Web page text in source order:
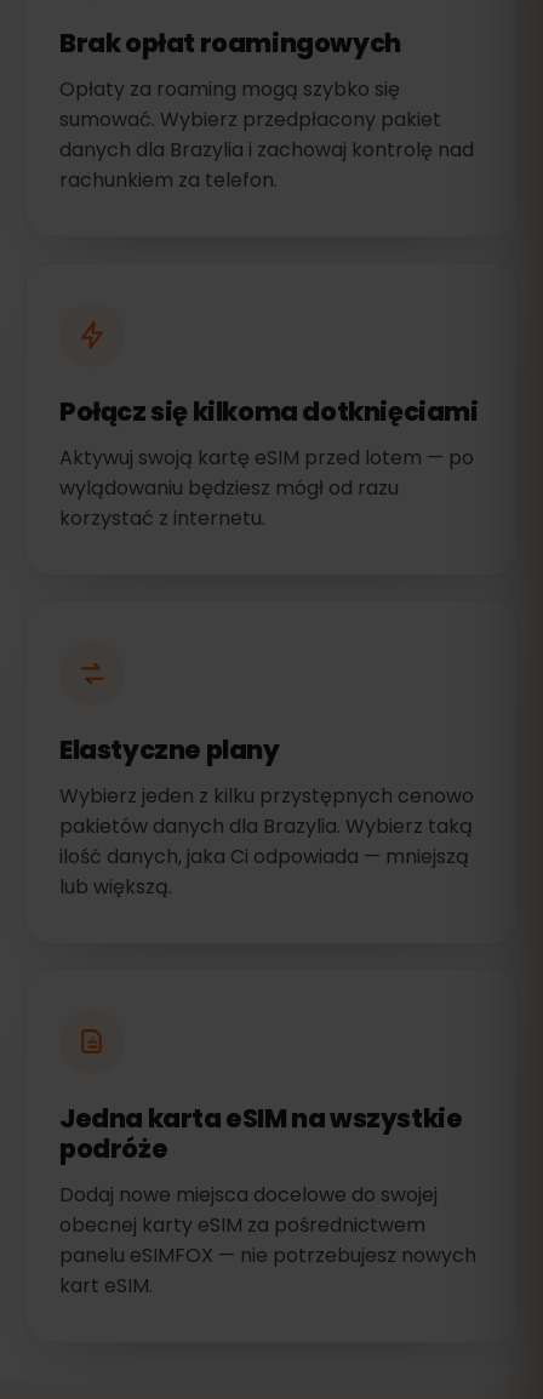
Brak opłat roamingowych
Opłaty za roaming mogą szybko się
sumować. Wybierz przedpłacony pakiet
danych dla Brazylia i zachowaj kontrolę nad
rachunkiem za telefon.
Połącz się kilkoma dotknięciami
Aktywuj swoją kartę eSIM przed lotem — po
wylądowaniu będziesz mógł od razu
korzystać z internetu.
Elastyczne plany
Wybierz jeden z kilku przystępnych cenowo
pakietów danych dla Brazylia. Wybierz taką
ilość danych, jaka Ci odpowiada — mniejszą
lub większą.
Jedna karta eSIM na wszystkie
podróże
Dodaj nowe miejsca docelowe do swojej
obecnej karty eSIM za pośrednictwem
panelu eSIMFOX — nie potrzebujesz nowych
kart eSIM.